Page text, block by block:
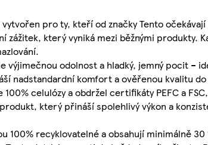
pro ty, kteří od značky Tento
zážitek, který vyniká mezi běžnými
odolnost a hladký, jemný pocit –
nadstandardní komfort a ověřenou kvalitu
celulózy a obdržel certifikáty PEFC a
který přináší spolehlivý výkon a
100% recyklovatelné a obsahují minimálně